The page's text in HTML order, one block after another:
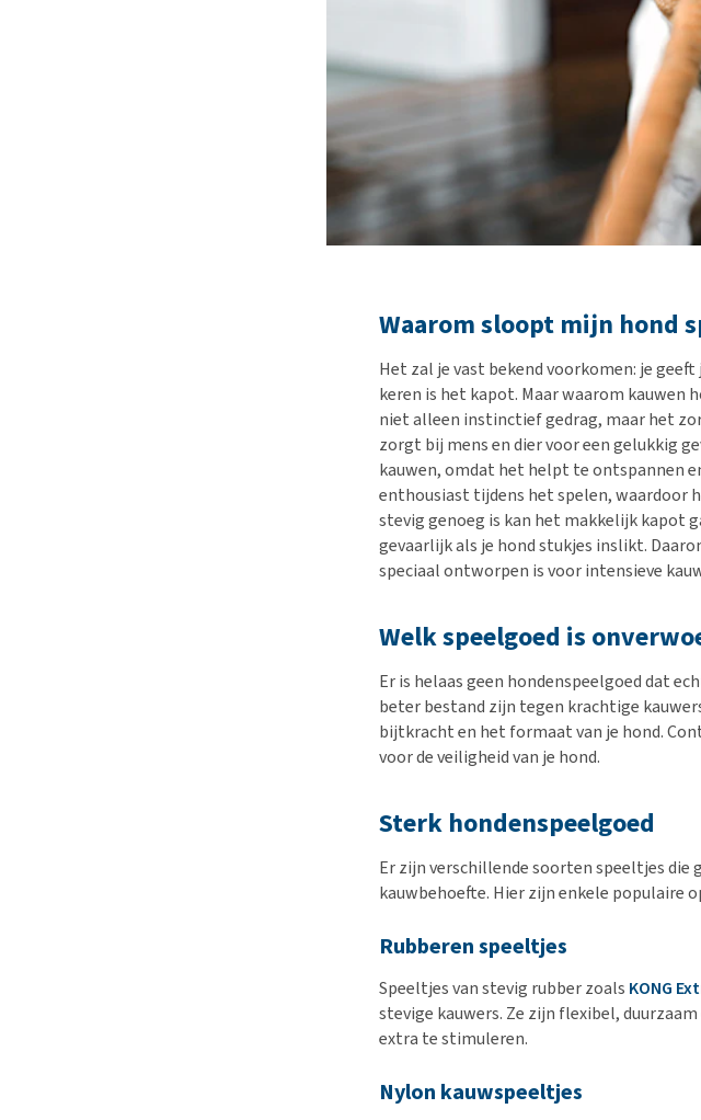
Waarom sloopt mijn hond
Het zal je vast bekend voorkomen: je
keren is het kapot. Maar waarom kauwen
niet alleen instinctief gedrag, maar het
zorgt bij mens en dier voor een gelukkig
kauwen, omdat het helpt te ontspannen
enthousiast tijdens het spelen, waardoor
stevig genoeg is kan het makkelijk kapot
gevaarlijk als je hond stukjes inslikt.
speciaal ontworpen is voor intensieve
Welk speelgoed is
Er is helaas geen hondenspeelgoed dat
beter bestand zijn tegen krachtige
bijtkracht en het formaat van je hond.
voor de veiligheid van je hond.
Sterk hondenspeelgoed
Er zijn verschillende soorten speeltjes
kauwbehoefte. Hier zijn enkele populaire
Rubberen speeltjes
Speeltjes van stevig rubber zoals KONG
stevige kauwers. Ze zijn flexibel,
extra te stimuleren.
Nylon kauwspeeltjes